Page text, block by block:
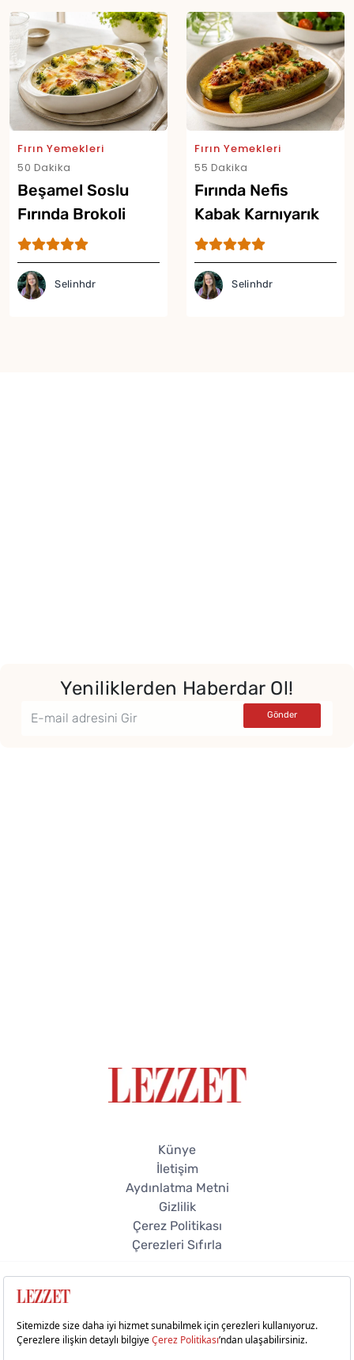
Fırın Yemekleri
50 Dakika
Beşamel Soslu
Fırında Brokoli
Tarifi
Selinhdr
Fırın Yemekleri
55 Dakika
Fırında Nefis
Kabak Karnıyarık
Tarifi
Selinhdr
Yeniliklerden Haberdar Ol!
Künye
İletişim
Aydınlatma Metni
Gizlilik
Çerez Politikası
Çerezleri Sıfırla